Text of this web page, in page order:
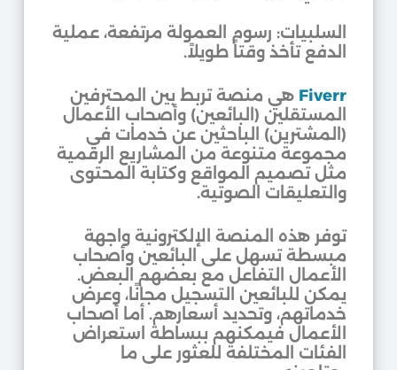
السلبيات: رسوم العمولة مرتفعة، عملية
الدفع تأخذ وقتاً طويلاً.
Fiverr هي منصة تربط بين المحترفين
المستقلين (البائعين) وأصحاب الأعمال
(المشترين) الباحثين عن خدمات في
مجموعة متنوعة من المشاريع الرقمية
مثل تصميم المواقع وكتابة المحتوى
والتعليقات الصوتية.
توفر هذه المنصة الإلكترونية واجهة
مبسطة تسهل على البائعين وأصحاب
الأعمال التفاعل مع بعضهم البعض.
يمكن للبائعين التسجيل مجانًا، وعرض
خدماتهم، وتحديد أسعارهم. أما أصحاب
الأعمال فيمكنهم ببساطة استعراض
الفئات المختلفة للعثور على ما